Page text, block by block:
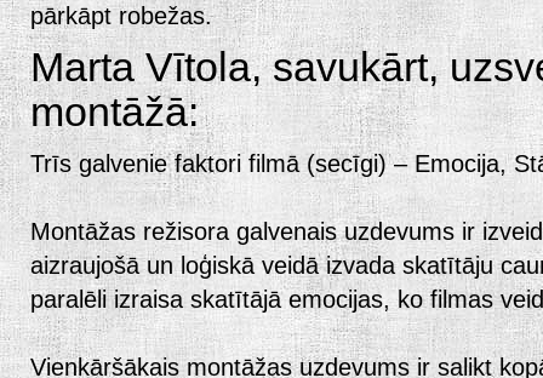
pārkāpt robežas.
Marta Vītola, savukārt,
montāžā:
Trīs galvenie faktori filmā (secīgi) – Emocija,
Montāžas režisora galvenais uzdevums ir
aizraujošā un loģiskā veidā izvada skatītāju
paralēli izraisa skatītājā emocijas, ko filmas
Vienkāršākais montāžas uzdevums ir salikt